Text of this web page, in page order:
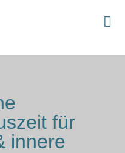
für
innere